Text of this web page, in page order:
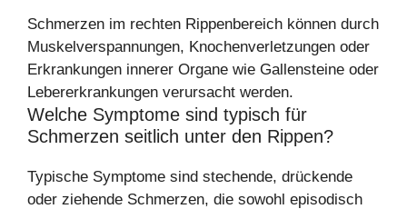
Schmerzen im rechten Rippenbereich können durch
Muskelverspannungen, Knochenverletzungen oder
Erkrankungen innerer Organe wie Gallensteine oder
Lebererkrankungen verursacht werden.
Welche Symptome sind typisch für
Schmerzen seitlich unter den Rippen?
Typische Symptome sind stechende, drückende
oder ziehende Schmerzen, die sowohl episodisch